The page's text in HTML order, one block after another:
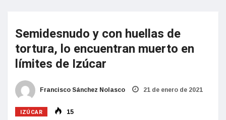
Semidesnudo y con huellas de
tortura, lo encuentran muerto en
límites de Izúcar
Francisco Sánchez Nolasco 21 de enero de 2021
IZÚCAR 15